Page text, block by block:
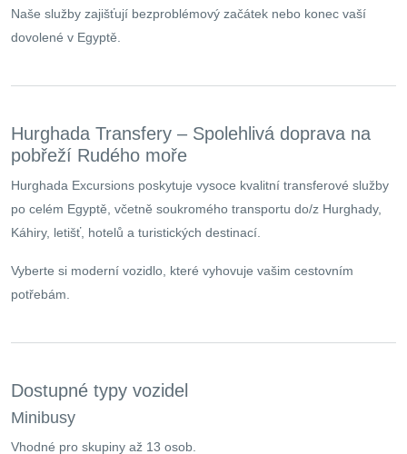
Naše služby zajišťují bezproblémový začátek nebo konec vaší
dovolené v Egyptě.
Hurghada Transfery – Spolehlivá doprava na
pobřeží Rudého moře
Hurghada Excursions poskytuje vysoce kvalitní transferové služby
po celém Egyptě, včetně soukromého transportu do/z Hurghady,
Káhiry, letišť, hotelů a turistických destinací.
Vyberte si moderní vozidlo, které vyhovuje vašim cestovním
potřebám.
Dostupné typy vozidel
Minibusy
Vhodné pro skupiny až 13 osob.